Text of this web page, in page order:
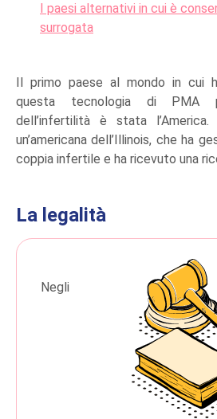
I paesi alternativi in cui è
surrogata
Il primo paese al mondo in cui
questa tecnologia di PMA
dell’infertilità è stata l’America.
un’americana dell’Illinois, che ha
coppia infertile e ha ricevuto una
La legalità
Negli